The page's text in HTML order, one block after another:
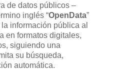
de datos públicos –
inglés “OpenData”
información pública al
en formatos digitales,
siguiendo una
su búsqueda,
automática.